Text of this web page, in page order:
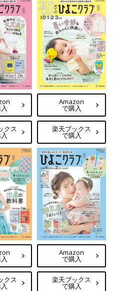
クス
Amazon
で購入
楽天ブックス
で購入
クス
Amazon
で購入
楽天ブックス
で購入